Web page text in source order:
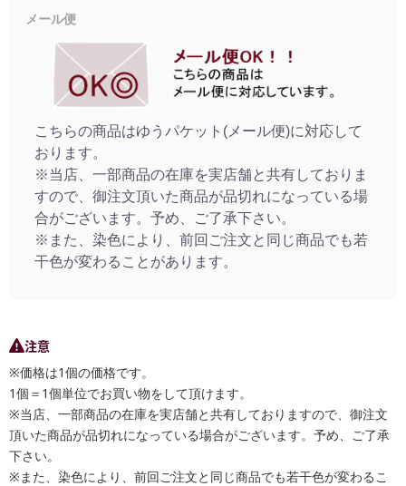
メール便
こちらの商品はゆうパケット(メール便)に対応して
おります。
※当店、一部商品の在庫を実店舗と共有しておりま
すので、御注文頂いた商品が品切れになっている場
合がございます。予め、ご了承下さい。
※また、染色により、前回ご注文と同じ商品でも若
干色が変わることがあります。
注意
※価格は1個の価格です。
1個＝1個単位でお買い物をして頂けます。
※当店、一部商品の在庫を実店舗と共有しておりますので、御注文
頂いた商品が品切れになっている場合がございます。予め、ご了承
下さい。
※また、染色により、前回ご注文と同じ商品でも若干色が変わるこ